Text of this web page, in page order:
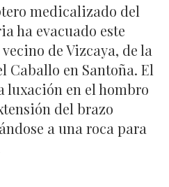
medicalizado del
ha evacuado este
de Vizcaya, de la
Caballo en Santoña. El
luxación en el hombro
del brazo
a una roca para